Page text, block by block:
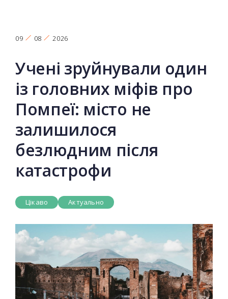
09 08 2026
Учені зруйнували один
із головних міфів про
Помпеї: місто не
залишилося
безлюдним після
катастрофи
Цікаво Актуально